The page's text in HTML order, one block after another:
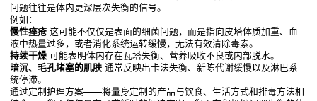
问题往往是体内更深层次失衡的信号。
例如：
慢性痤疮 这可能不仅仅是表面的细菌问题，而是指向皮塔体质加重、血
液中热量过多，或者消化系统运转缓慢，无法有效清除毒素。
持续干燥 可能表明体内存在瓦塔失衡、营养吸收不良或内部脱水。
暗沉、毛孔堵塞的肌肤 通常反映出卡法失衡、新陈代谢缓慢以及淋巴系
统停滞。
通过定制护理方案——将量身定制的产品与饮食、生活方式和排毒方法相